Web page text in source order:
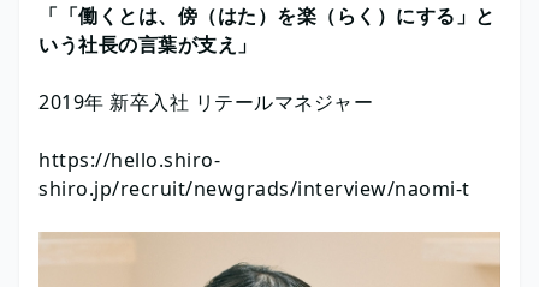
「「働くとは、傍（はた）を楽（らく）にする」と
いう社長の言葉が支え」
2019年 新卒入社 リテールマネジャー
https://hello.shiro-
shiro.jp/recruit/newgrads/interview/naomi-t